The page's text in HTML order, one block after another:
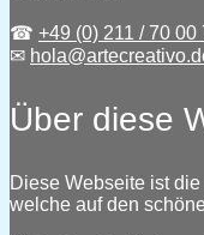
☎ +49 (0) 211 / 70 00
✉
Über diese
Diese Webseite ist
welche auf den